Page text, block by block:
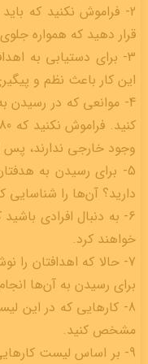
2- فراموش نکنید که
قرار دهید که همواره
3- برای دستیابی به
این کار باعث نظم و
4- موانعی که در رسیدن
وجود خارجی ندارند، پس
5- برای رسیدن به
دارید؟ آن‌ها را شناسایی
6- به دنبال افرادی
خواهند کرد.
7- حالا که اهدافتان را
برای رسیدن به آن‌ها
8- کارهایی که در این
مشخص کنید.
9- بر اساس لیست